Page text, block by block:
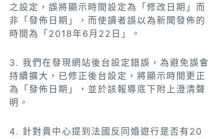
之設定，誤將顯示時間設定為「修改日期」而
非「發佈日期」，而使讀者誤以為新聞發佈的
時間為「2018年6月22日」。
3. 我們在發現網站後台設定錯誤，為避免誤會
持續擴大，已修正後台設定，將顯示時間更正
為「發佈日期」，並於該報導底下附上澄清聲
明。
4. 針對貴中心提到法國反同婚遊行是否有20